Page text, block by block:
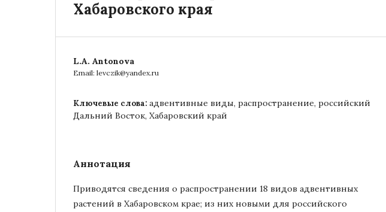
Хабаровского края
L.A. Antonova
Email: levczik@yandex.ru
Ключевые слова: адвентивные виды, распространение, российский
Дальний Восток, Хабаровский край
Аннотация
Приводятся сведения о распространении 18 видов адвентивных
растений в Хабаровском крае; из них новыми для российского